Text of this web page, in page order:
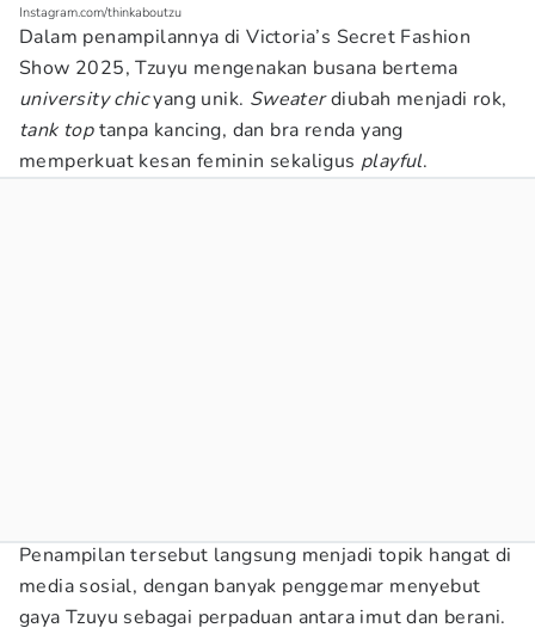
Instagram.com/thinkaboutzu
Dalam penampilannya di Victoria’s Secret Fashion
Show 2025, Tzuyu mengenakan busana bertema
university chicyang unik. Sweaterdiubah menjadi rok,
tank toptanpa kancing, dan bra renda yang
memperkuat kesan feminin sekaligus playful.
Penampilan tersebut langsung menjadi topik hangat di
media sosial, dengan banyak penggemar menyebut
gaya Tzuyu sebagai perpaduan antara imut dan berani.